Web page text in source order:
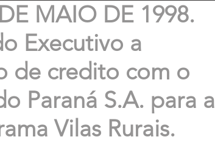
MAIO DE 1998.
Executivo a
de credito com o
Paraná S.A. para a
Vilas Rurais.